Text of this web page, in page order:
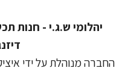
יהלומי ש.ג.י - חנות
החברה מנוהלת על ידי